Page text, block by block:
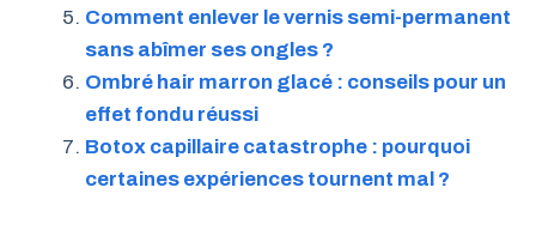
Comment enlever le vernis semi-permanent
sans abîmer ses ongles ?
Ombré hair marron glacé : conseils pour un
effet fondu réussi
Botox capillaire catastrophe : pourquoi
certaines expériences tournent mal ?